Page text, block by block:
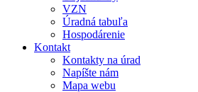
VZN
Úradná tabuľa
Hospodárenie
Kontakt
Kontakty na úrad
Napíšte nám
Mapa webu